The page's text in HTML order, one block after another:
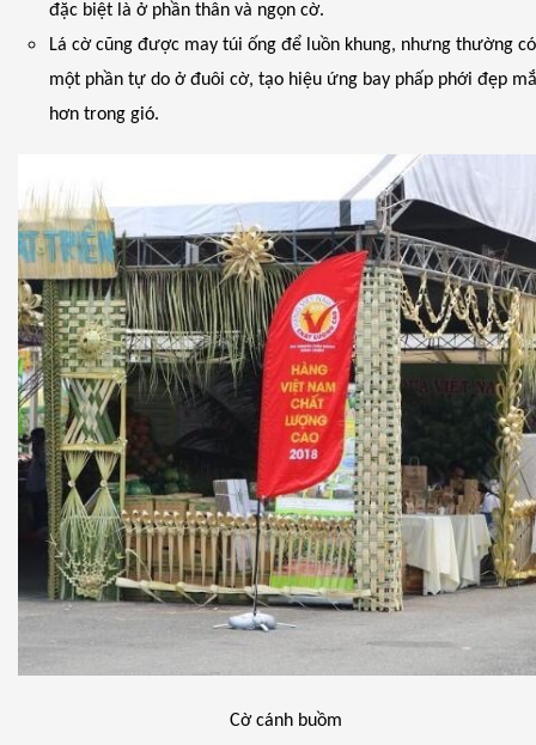
đặc biệt là ở phần thân và ngọn cờ.
Lá cờ cũng được may túi ống để luồn khung, nhưng thường có
một phần tự do ở đuôi cờ, tạo hiệu ứng bay phấp phới đẹp
hơn trong gió.
Cờ cánh buồm